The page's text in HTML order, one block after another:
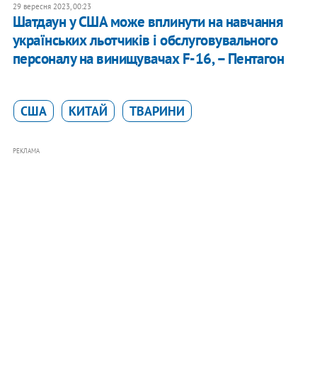
29 вересня 2023, 00:23
Шатдаун у США може вплинути на навчання
українських льотчиків і обслуговувального
персоналу на винищувачах F-16, – Пентагон
США КИТАЙ ТВАРИНИ
РЕКЛАМА